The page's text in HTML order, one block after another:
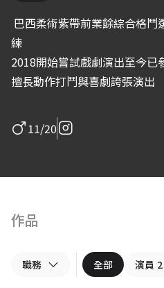
巴西柔術紫帶前業餘綜合格
練
2018開始嘗試戲劇演出至今已
擅長動作打鬥與喜劇誇張演出
11/20
作品
職務 全部 演員 2